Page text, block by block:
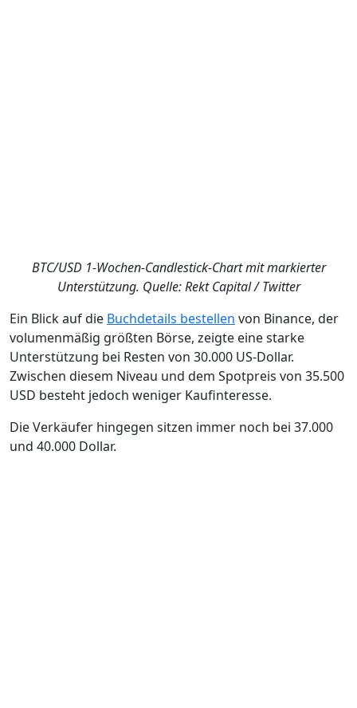
BTC/USD 1-Wochen-Candlestick-Chart mit markierter
Unterstützung. Quelle: Rekt Capital / Twitter
Ein Blick auf die Buchdetails bestellen von Binance, der
volumenmäßig größten Börse, zeigte eine starke
Unterstützung bei Resten von 30.000 US-Dollar.
Zwischen diesem Niveau und dem Spotpreis von 35.500
USD besteht jedoch weniger Kaufinteresse.
Die Verkäufer hingegen sitzen immer noch bei 37.000
und 40.000 Dollar.